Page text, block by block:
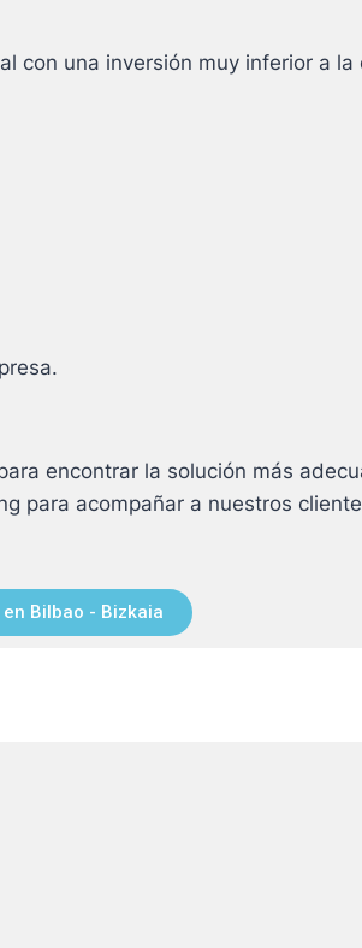
con una inversión muy inferior a la
encontrar la solución más
para acompañar a nuestros
Bilbao - Bizkaia